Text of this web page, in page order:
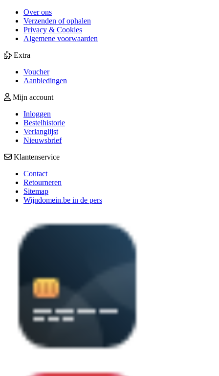
Over ons
Verzenden of ophalen
Privacy & Cookies
Algemene voorwaarden
Extra
Voucher
Aanbiedingen
Mijn account
Inloggen
Bestelhistorie
Verlanglijst
Nieuwsbrief
Klantenservice
Contact
Retourneren
Sitemap
Wijndomein.be in de pers